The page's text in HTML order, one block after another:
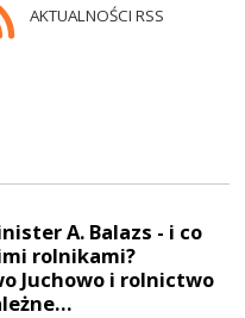
AKTUALNOŚCI RSS
A. Balazs - i co
rolnikami?
Juchowo i rolnictwo